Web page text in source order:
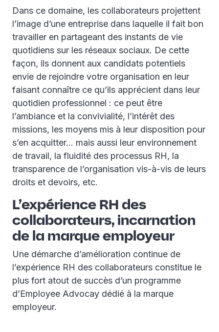
Dans ce domaine, les collaborateurs projettent
l’image d’une entreprise dans laquelle il fait bon
travailler en partageant des instants de vie
quotidiens sur les réseaux sociaux. De cette
façon, ils donnent aux candidats potentiels
envie de rejoindre votre organisation en leur
faisant connaître ce qu’ils apprécient dans leur
quotidien professionnel : ce peut être
l’ambiance et la convivialité, l’intérêt des
missions, les moyens mis à leur disposition pour
s’en acquitter… mais aussi leur environnement
de travail, la fluidité des processus RH, la
transparence de l’organisation vis-à-vis de leurs
droits et devoirs, etc.
L’expérience RH des
collaborateurs, incarnation
de la marque employeur
Une démarche d’amélioration continue de
l’expérience RH des collaborateurs constitue le
plus fort atout de succès d’un programme
d’Employee Advocay dédié à la marque
employeur.